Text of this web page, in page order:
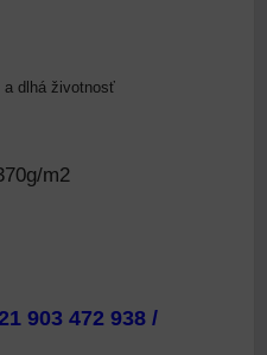
a dlhá životnosť
m2
903 472 938 /